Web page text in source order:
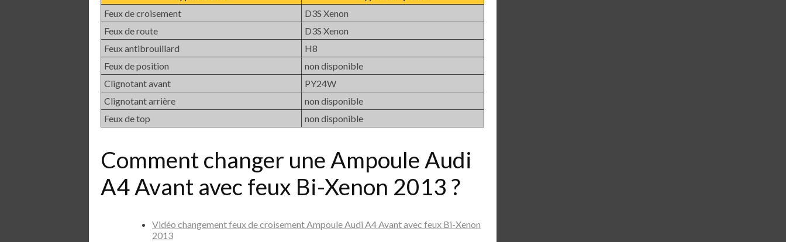
Feux de croisement
D3S Xenon
Feux de route
D3S Xenon
Feux antibrouillard
H8
Feux de position
non disponible
Clignotant avant
PY24W
Clignotant arrière
non disponible
Feux de top
non disponible
Comment changer une Ampoule Audi
A4 Avant avec feux Bi-Xenon 2013 ?
Vidéo changement feux de croisement Ampoule Audi A4 Avant avec feux Bi-Xenon
2013